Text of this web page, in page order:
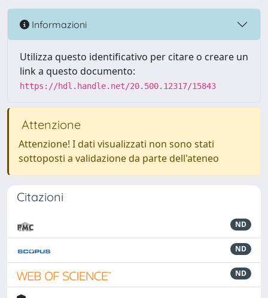
Informazioni
Utilizza questo identificativo per citare o creare un
link a questo documento:
https://hdl.handle.net/20.500.12317/15843
Attenzione
Attenzione! I dati visualizzati non sono stati
sottoposti a validazione da parte dell'ateneo
Citazioni
ND
ND
ND